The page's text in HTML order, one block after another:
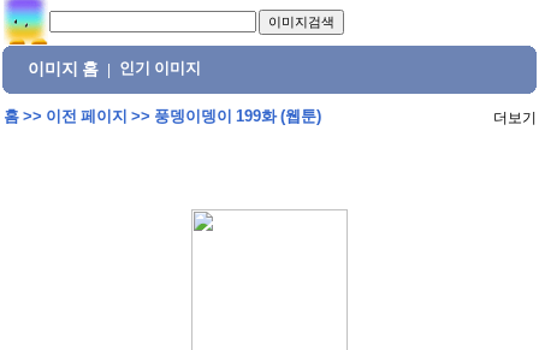
이미지 홈 인기 이미지
홈>> 이전 페이지 >> 풍뎅이뎅이 199화 (웹툰) 더보기